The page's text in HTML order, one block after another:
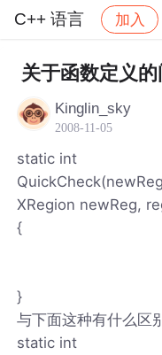
C++ 语言 加入
社区 C++ 语言
关于函数定义
Kinglin_sky
2008-11-05
static int
XRegion newReg,
{
}
与下面这种有什么区
static int